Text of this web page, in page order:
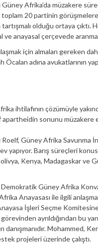
Afrika’da müzakere
toplam 20 partinin
olduğu ortaya çıktı.
anayasal çerçevede
için almaları gereken
adına avukatlarının
ihtilafının çözümüyle
sonunu müzakere
Güney Afrika Savunma
yapıyor. Barış süreçleri
Kenya, Madagaskar ve
Güney Afrika
Anayasası ile ilgili
İşleri Seçme
ayrıldığından bu
Mohammed,
projeleri üzerinde çalıştı.